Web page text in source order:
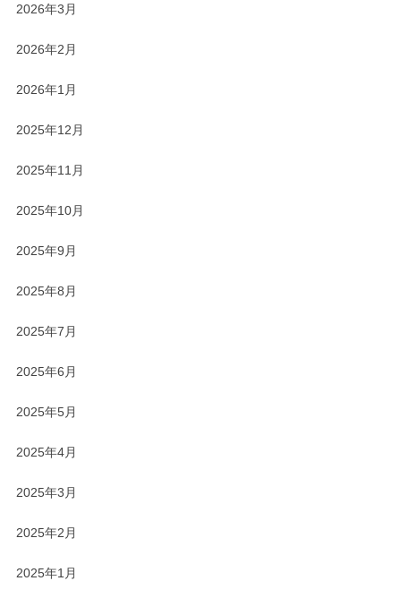
2026年3月
2026年2月
2026年1月
2025年12月
2025年11月
2025年10月
2025年9月
2025年8月
2025年7月
2025年6月
2025年5月
2025年4月
2025年3月
2025年2月
2025年1月